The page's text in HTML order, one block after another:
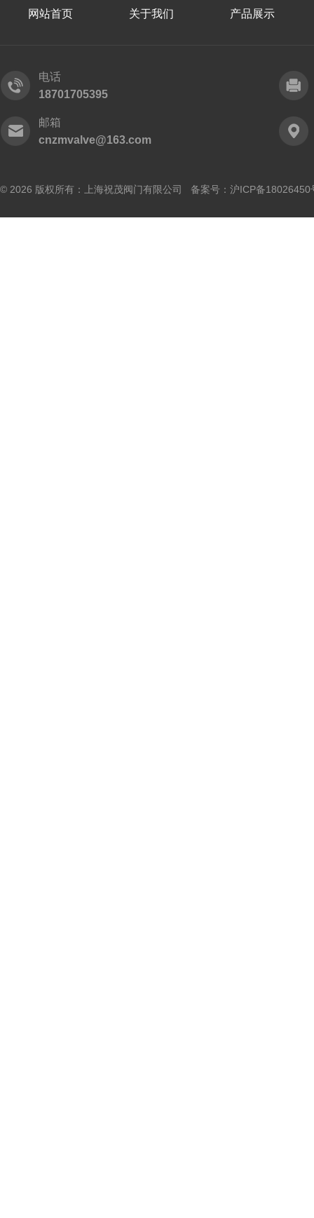
网站首页 关于我们 产品展示
电话
18701705395
邮箱
cnzmvalve@163.com
© 2026 版权所有：上海祝茂阀门有限公司 备案号： 沪ICP备18026450